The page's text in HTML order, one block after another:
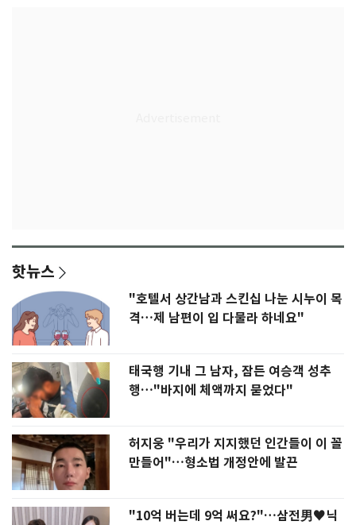
핫뉴스
"호텔서 상간남과 스킨십 나눈 시누이 목
격…제 남편이 입 다물라 하네요"
태국행 기내 그 남자, 잠든 여승객 성추
행…"바지에 체액까지 묻었다"
허지웅 "우리가 지지했던 인간들이 이 꼴
만들어"…형소법 개정안에 발끈
"10억 버는데 9억 써요?"…삼전男♥닉